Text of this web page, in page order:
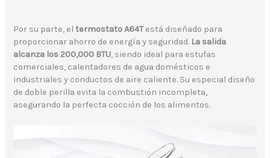
Por su parte, eltermostato A64Testá diseñado para
proporcionar ahorro de energía y seguridad. La salida
alcanza los 200,000 BTU, siendo ideal para estufas
comerciales, calentadores de agua domésticos e
industriales y conductos de aire caliente. Su especial diseño
de doble perilla evita la combustión incompleta,
asegurando la perfecta cocción de los alimentos.